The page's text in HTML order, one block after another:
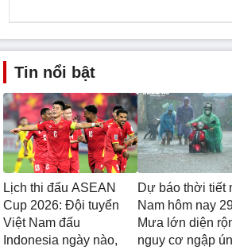
Tin nổi bật
Lịch thi đấu ASEAN
Cup 2026: Đội tuyển
Việt Nam đấu
Indonesia ngày nào,
Dự báo thời tiết
Nam hôm nay
Mưa lớn diện
nguy cơ ngập